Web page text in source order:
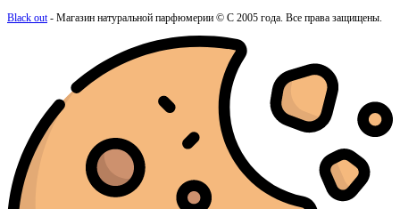
Black out- Магазин натуральной парфюмерии © С 2005 года. Все права защищены.